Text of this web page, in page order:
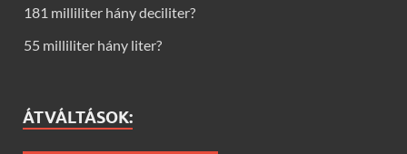
181 milliliter hány deciliter?
55 milliliter hány liter?
ÁTVÁLTÁSOK: